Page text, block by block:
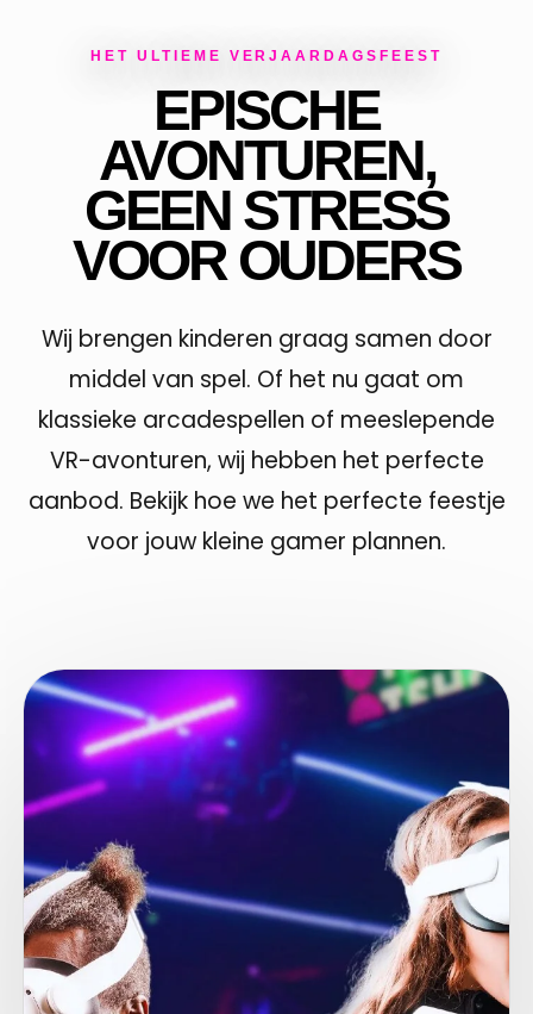
HET ULTIEME VERJAARDAGSFEEST
EPISCHE
AVONTUREN,
GEEN STRESS
VOOR OUDERS
Wij brengen kinderen graag samen door
middel van spel. Of het nu gaat om
klassieke arcadespellen of meeslepende
VR-avonturen, wij hebben het perfecte
aanbod. Bekijk hoe we het perfecte feestje
voor jouw kleine gamer plannen.